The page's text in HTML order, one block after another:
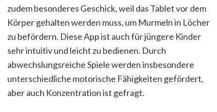
zudem besonderes Geschick, weil das Tablet vor dem
Körper gehalten werden muss, um Murmeln in Löcher
zu befördern. Diese App ist auch für jüngere Kinder
sehr intuitiv und leicht zu bedienen. Durch
abwechslungsreiche Spiele werden insbesondere
unterschiedliche motorische Fähigkeiten gefördert,
aber auch Konzentration ist gefragt.